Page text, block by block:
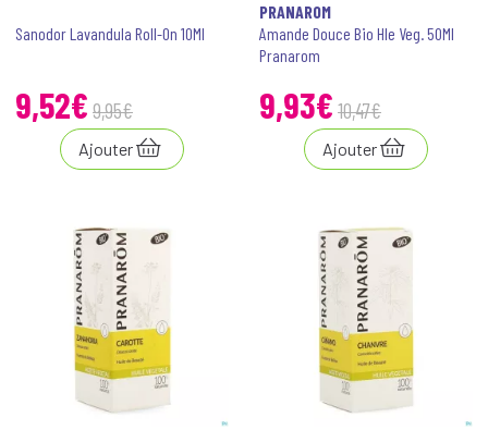
Sanodor Lavandula Roll-On 10Ml
9,52€ 9,95€
Ajouter
PRANAROM
Amande Douce Bio Hle Veg. 50Ml
Pranarom
9,93€ 10,47€
Ajouter